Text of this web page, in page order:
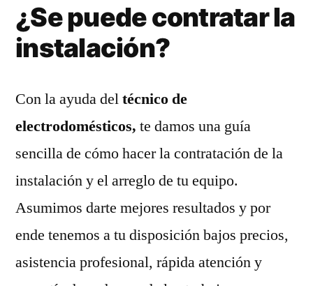
¿Se puede contratar la
instalación?
Con la ayuda deltécnico de
electrodomésticos, te damos una guía
sencilla de cómo hacer la contratación de la
instalación y el arreglo de tu equipo.
Asumimos darte mejores resultados y por
ende tenemos a tu disposición bajos precios,
asistencia profesional, rápida atención y